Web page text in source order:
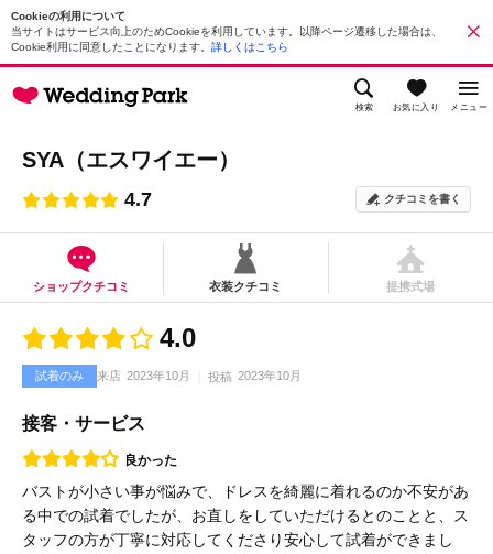
Cookieの利用について
当サイトはサービス向上のためCookieを利用しています。以降ページ遷移した場合は、
Cookie利用に同意したことになります。 詳しくはこちら
検索 お気に入り メニュー
SYA（エスワイエー）
4.7 クチコミを書く
ショップクチコミ 衣装クチコミ 提携式場
4.0
試着のみ 来店 2023年10月 投稿 2023年10月
接客・サービス
良かった
バストが小さい事が悩みで、ドレスを綺麗に着れるのか不安があ
る中での試着でしたが、お直しをしていただけるとのことと、ス
タッフの方が丁寧に対応してくださり安心して試着ができまし